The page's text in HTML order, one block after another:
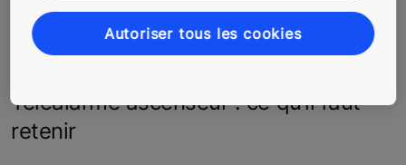
et conformes à la réglementation européenne. Ces
systèmes assurent une communication fiable, même
dans les bâtiments complexes ou mal desservis par le
Téléalarme ascenseur : ce qu’il faut
retenir
Autoriser tous les cookies